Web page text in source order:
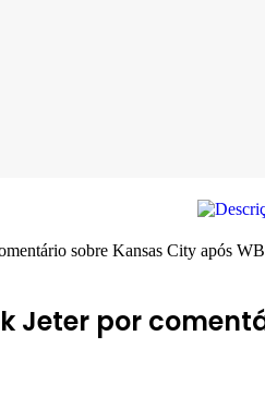
sobre Kansas City após
Jeter por